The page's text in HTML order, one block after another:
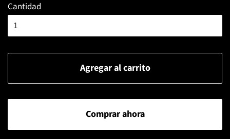
Cantidad
Agregar al carrito
Comprar ahora